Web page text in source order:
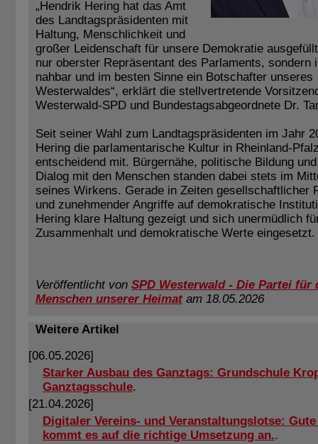
„Hendrik Hering hat das Amt
des Landtagspräsidenten mit
Haltung, Menschlichkeit und
großer Leidenschaft für unsere Demokratie
nur oberster Repräsentant des Parlaments, sondern
nahbar und im besten Sinne ein Botschafter unseres
Westerwaldes“, erklärt die stellvertretende
Westerwald-SPD und Bundestagsabgeordnete Dr.
Seit seiner Wahl zum Landtagspräsidenten im Jahr
Hering die parlamentarische Kultur in Rheinland-
entscheidend mit. Bürgernähe, politische Bildung
Dialog mit den Menschen standen dabei stets im
seines Wirkens. Gerade in Zeiten gesellschaftlicher
und zunehmender Angriffe auf demokratische
Hering klare Haltung gezeigt und sich unermüdlich
Zusammenhalt und demokratische Werte eingesetzt.
Veröffentlicht von SPD Westerwald - Die Partei für
Menschen unserer Heimat am 18.05.2026
Weitere Artikel
[06.05.2026]
Starker Ausbau des Ganztags: Grundschule
Ganztagsschule.
[21.04.2026]
Digitaler Vereins- und Veranstaltungslotse:
kommt es auf die richtige Umsetzung an..